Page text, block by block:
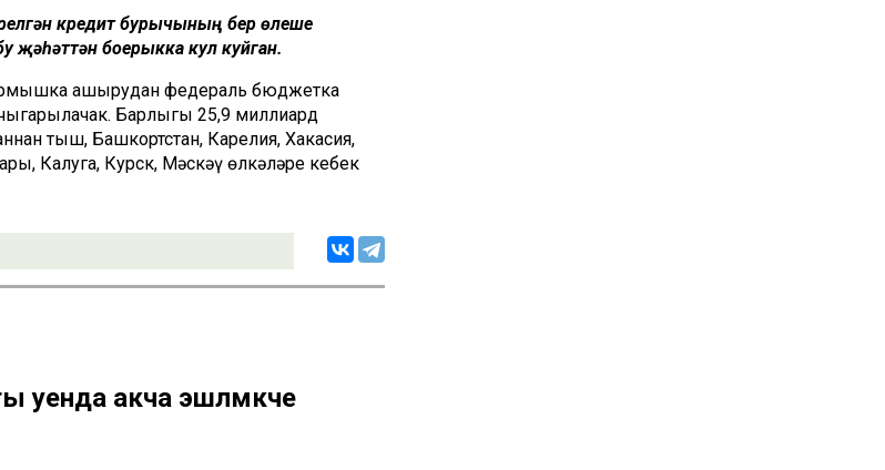
кредит бурычының бер өлеше
җәһәттән боерыкка кул куйган.
ашырудан федераль бюджетка
Барлыгы 25,9 миллиард
тыш, Башкортстан, Карелия, Хакасия,
Калуга, Курск, Мәскәү өлкәләре кебек
уенда акча эшләмәкче